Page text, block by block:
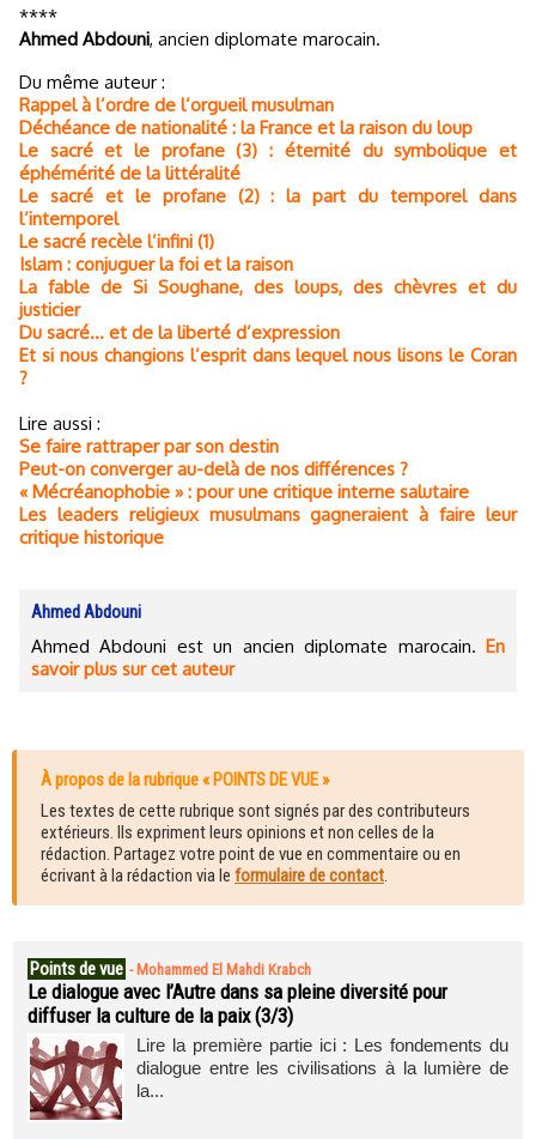
****
Ahmed Abdouni, ancien diplomate marocain.
Du même auteur :
Rappel à l’ordre de l’orgueil musulman
Déchéance de nationalité : la France et la raison du loup
Le sacré et le profane (3) : éternité du symbolique et
éphémérité de la littéralité
Le sacré et le profane (2) : la part du temporel dans
l’intemporel
Le sacré recèle l’infini (1)
Islam : conjuguer la foi et la raison
La fable de Si Soughane, des loups, des chèvres et du
justicier
Du sacré… et de la liberté d’expression
Et si nous changions l’esprit dans lequel nous lisons le Coran
?
Lire aussi :
Se faire rattraper par son destin
Peut-on converger au-delà de nos différences ?
« Mécréanophobie » : pour une critique interne salutaire
Les leaders religieux musulmans gagneraient à faire leur
critique historique
Ahmed Abdouni
Ahmed Abdouni est un ancien diplomate marocain. En
savoir plus sur cet auteur
À propos de la rubrique « POINTS DE VUE »
Les textes de cette rubrique sont signés par des contributeurs
extérieurs. Ils expriment leurs opinions et non celles de la
rédaction. Partagez votre point de vue en commentaire ou en
écrivant à la rédaction via le formulaire de contact
Points de vue - Mohammed El Mahdi Krabch
Le dialogue avec l’Autre dans sa pleine diversité pour
diffuser la culture de la paix (3/3)
Lire la première partie ici : Les fondements du
dialogue entre les civilisations à la lumière de
la...